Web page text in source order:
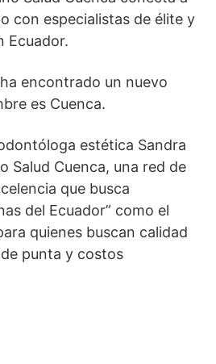
con especialistas de élite y
Ecuador.
encontrado un nuevo
es Cuenca.
estética Sandra
Salud Cuenca, una red de
que busca
del Ecuador” como el
quienes buscan calidad
punta y costos